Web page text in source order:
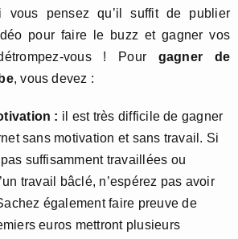
vous pensez qu’il suffit de publier
pour faire le buzz et gagner vos
vous ! Pour gagner de
, vous devez :
: il est très difficile de gagner
sans motivation et sans travail. Si
suffisamment travaillées ou
travail bâclé, n’espérez pas avoir
également faire preuve de
euros mettront plusieurs